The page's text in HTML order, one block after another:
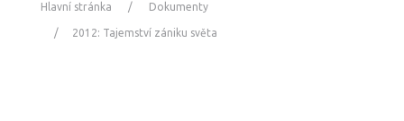
Hlavní stránka Dokumenty
2012: Tajemství zániku světa